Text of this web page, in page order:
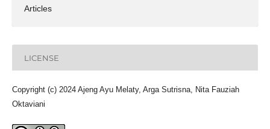
Articles
LICENSE
Copyright (c) 2024 Ajeng Ayu Melaty, Arga Sutrisna, Nita Fauziah
Oktaviani